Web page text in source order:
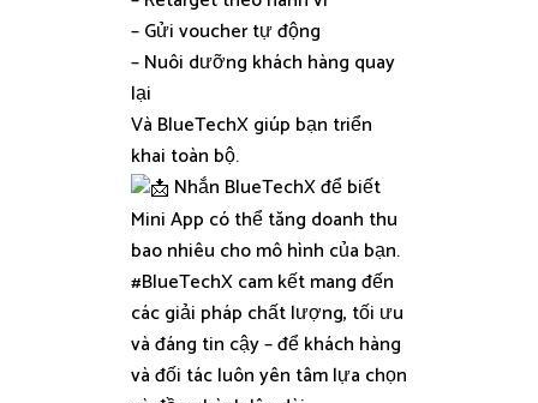
– Gửi voucher tự động
– Nuôi dưỡng khách hàng quay
lại
Và BlueTechX giúp bạn triển
khai toàn bộ.
Nhắn BlueTechX để biết
Mini App có thể tăng doanh thu
bao nhiêu cho mô hình của bạn.
#BlueTechXcam kết mang đến
các giải pháp chất lượng, tối ưu
và đáng tin cậy – để khách hàng
và đối tác luôn yên tâm lựa chọn